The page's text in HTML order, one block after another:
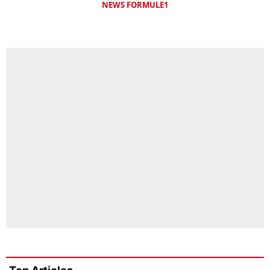
NEWS FORMULE1